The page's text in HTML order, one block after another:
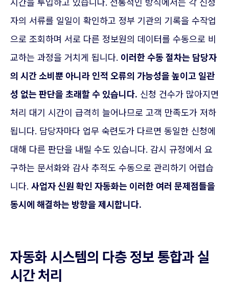
시간을 투입하고 있습니다. 전통적인 방식에서는 각 신청
자의 서류를 일일이 확인하고 정부 기관의 기록을 수작업
으로 조회하며 서로 다른 정보원의 데이터를 수동으로 비
교하는 과정을 거치게 됩니다. 이러한 수동 절차는 담당자
의 시간 소비뿐 아니라 인적 오류의 가능성을 높이고 일관
성 없는 판단을 초래할 수 있습니다. 신청 건수가 많아지면
처리 대기 시간이 급격히 늘어나므로 고객 만족도가 저하
됩니다. 담당자마다 업무 숙련도가 다르면 동일한 신청에
대해 다른 판단을 내릴 수도 있습니다. 감시 규정에서 요
구하는 문서화와 감사 추적도 수동으로 관리하기 어렵습
니다. 사업자 신원 확인 자동화는 이러한 여러 문제점들을
동시에 해결하는 방향을 제시합니다.
자동화 시스템의 다층 정보 통합과 실
시간 처리